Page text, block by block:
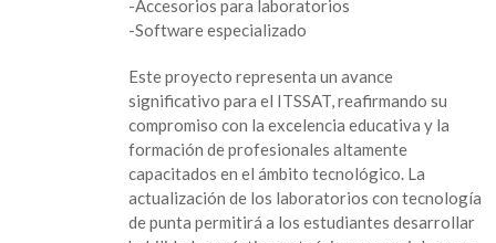
-Accesorios para laboratorios
-Software especializado
Este proyecto representa un avance
significativo para el ITSSAT, reafirmando su
compromiso con la excelencia educativa y la
formación de profesionales altamente
capacitados en el ámbito tecnológico. La
actualización de los laboratorios con tecnología
de punta permitirá a los estudiantes desarrollar